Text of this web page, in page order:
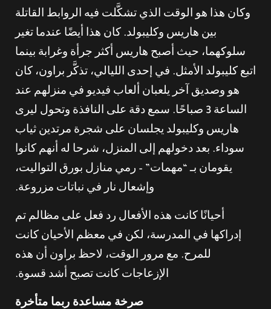
وكان هذا هو الوقت الذي تشكَّلت فيه الروابط القاتلة
بين هاريس وكليبولد. كان هذا أيضًا عندما تغير
سلوكهما، حيث أصبح هاريس أكثر جرأة وغرابة بينما
اتبع كليبولد الأمثل. في إحدى الليالي، تذكَّر براون، كان
هو وصديق آخر يلعبان ألعاب فيديو في منزلهم عند
الساعة 3 صباحًا. سمع دقة على النافذة وتحول ليرى
هاريس وكليبولد يجلسان على شجرة مرتدين ثياب
سوداء. بعد دخولهم إلى المنزل، شرحا له أنهم كانوا
يقومان بـ “مهمات” – رمي منازل بورق التواليت،
وإشعال نار في نباتات مزروعة.
أحيانًا كانت هذه الأفعال رد فعل على مظالم تم
إدراكها في المدرسة، لكن في معظم الأحيان كانت
للمرح. مع مرور الوقت، لاحظ براون أن هذه
الإزعاجات كانت تصبح أشد قسوة.
صرخة مساعدة ربما متأخرة